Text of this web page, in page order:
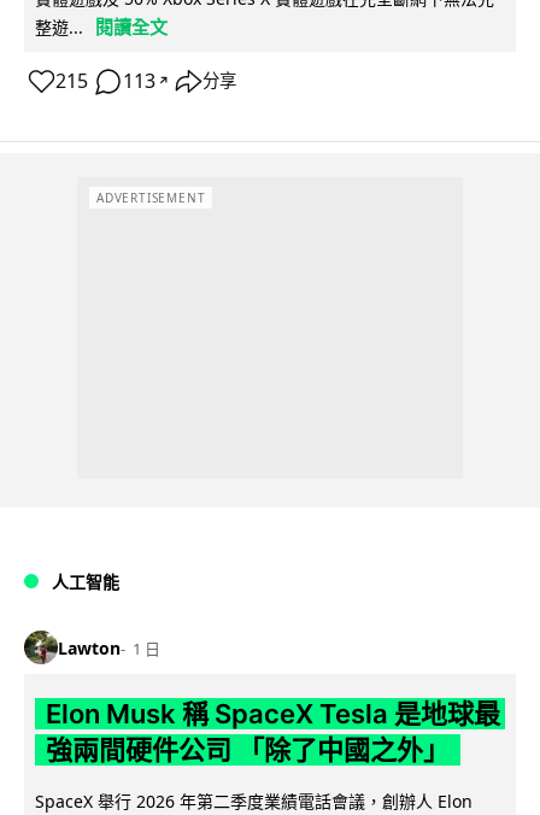
整遊...
閱讀全文
215 113 ↗ 分享
ADVERTISEMENT
人工智能
Lawton 1 日
Elon Musk 稱 SpaceX Tesla 是地球最
強兩間硬件公司 「除了中國之外」
SpaceX 舉行 2026 年第二季度業績電話會議，創辦人 Elon